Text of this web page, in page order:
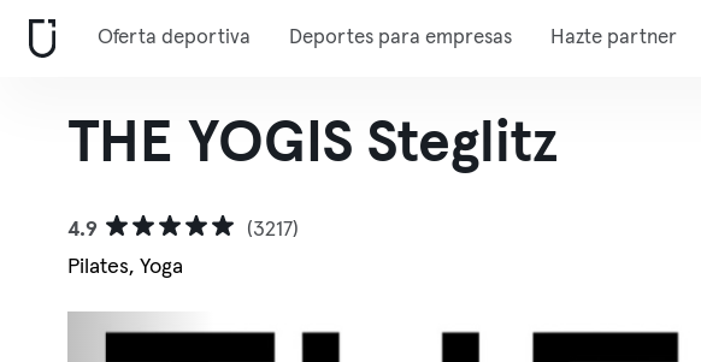
Oferta deportiva Deportes para empresas Hazte partner
THE YOGIS Steglitz
4.9
(3217)
Pilates, Yoga